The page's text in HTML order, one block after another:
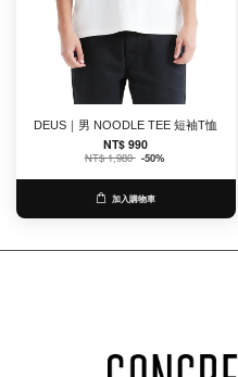
DEUS｜男 NOODLE TEE 短袖T恤
NT$ 990
NT$ 1,980 -50%
加入購物車